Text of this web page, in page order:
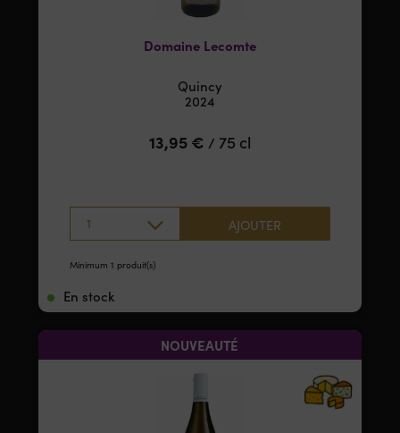
Domaine Lecomte
Quincy
2024
13,95 € / 75 cl
1 AJOUTER
Minimum 1 produit(s)
En stock
NOUVEAUTÉ